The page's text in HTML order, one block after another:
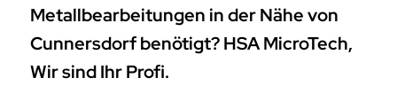
Profi für CNC Fräsen,
Metallbearbeitungen, CAD-
Konstruktion, Oberflächenveredelung,